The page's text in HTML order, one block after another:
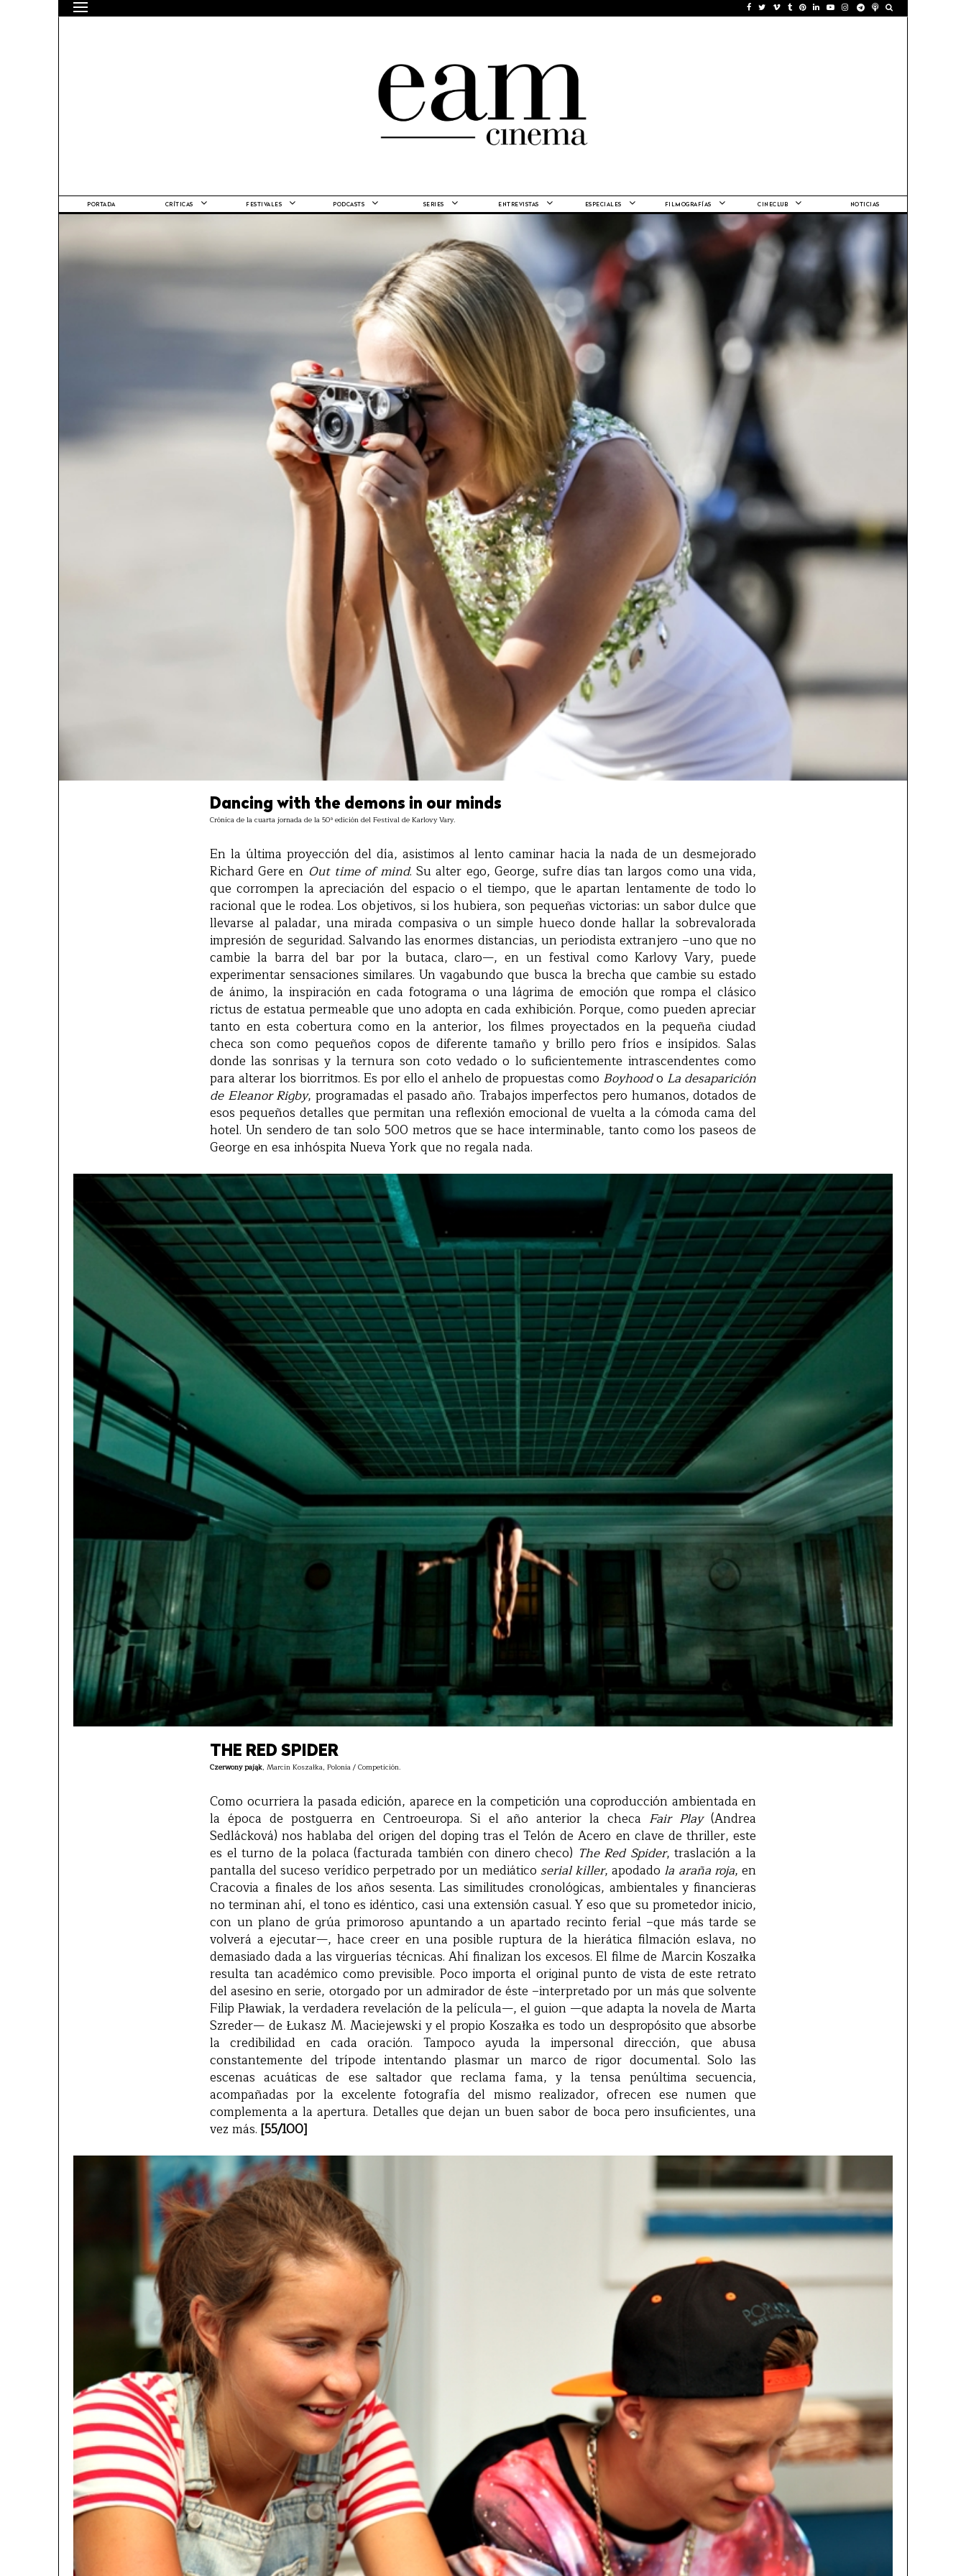
PORTADA CRÍTICAS FESTIVALES PODCASTS SERIES ENTREVISTAS ESPECIALES FILMOGRAFÍAS CINECLUB NOTICIAS
Dancing with the demons in our minds
Crónica de la cuarta jornada de la 50ª edición del Festival de Karlovy Vary.
En la última proyección del día, asistimos al lento caminar hacia la nada de un desmejorado
Richard Gere en Out time of mind. Su alter ego, George, sufre días tan largos como una vida,
que corrompen la apreciación del espacio o el tiempo, que le apartan lentamente de todo lo
racional que le rodea. Los objetivos, si los hubiera, son pequeñas victorias: un sabor dulce que
llevarse al paladar, una mirada compasiva o un simple hueco donde hallar la sobrevalorada
impresión de seguridad. Salvando las enormes distancias, un periodista extranjero –uno que no
cambie la barra del bar por la butaca, claro—, en un festival como Karlovy Vary, puede
experimentar sensaciones similares. Un vagabundo que busca la brecha que cambie su estado
de ánimo, la inspiración en cada fotograma o una lágrima de emoción que rompa el clásico
rictus de estatua permeable que uno adopta en cada exhibición. Porque, como pueden apreciar
tanto en esta cobertura como en la anterior, los filmes proyectados en la pequeña ciudad
checa son como pequeños copos de diferente tamaño y brillo pero fríos e insípidos. Salas
donde las sonrisas y la ternura son coto vedado o lo suficientemente intrascendentes como
para alterar los biorritmos. Es por ello el anhelo de propuestas como Boyhoodo La desaparición
de Eleanor Rigby, programadas el pasado año. Trabajos imperfectos pero humanos, dotados de
esos pequeños detalles que permitan una reflexión emocional de vuelta a la cómoda cama del
hotel. Un sendero de tan solo 500 metros que se hace interminable, tanto como los paseos de
George en esa inhóspita Nueva York que no regala nada.
THE RED SPIDER
Czerwony pająk, Marcin Koszałka, Polonia / Competición.
Como ocurriera la pasada edición, aparece en la competición una coproducción ambientada en
la época de postguerra en Centroeuropa. Si el año anterior la checa Fair Play(Andrea
Sedlácková) nos hablaba del origen del doping tras el Telón de Acero en clave de thriller, este
es el turno de la polaca (facturada también con dinero checo) The Red Spider, traslación a la
pantalla del suceso verídico perpetrado por un mediático serial killer, apodado la araña roja, en
Cracovia a finales de los años sesenta. Las similitudes cronológicas, ambientales y financieras
no terminan ahí, el tono es idéntico, casi una extensión casual. Y eso que su prometedor inicio,
con un plano de grúa primoroso apuntando a un apartado recinto ferial –que más tarde se
volverá a ejecutar—, hace creer en una posible ruptura de la hierática filmación eslava, no
demasiado dada a las virguerías técnicas. Ahí finalizan los excesos. El filme de Marcin Koszałka
resulta tan académico como previsible. Poco importa el original punto de vista de este retrato
del asesino en serie, otorgado por un admirador de éste –interpretado por un más que solvente
Filip Pławiak, la verdadera revelación de la película—, el guion —que adapta la novela de Marta
Szreder— de Łukasz M. Maciejewski y el propio Koszałka es todo un despropósito que absorbe
la credibilidad en cada oración. Tampoco ayuda la impersonal dirección, que abusa
constantemente del trípode intentando plasmar un marco de rigor documental. Solo las
escenas acuáticas de ese saltador que reclama fama, y la tensa penúltima secuencia,
acompañadas por la excelente fotografía del mismo realizador, ofrecen ese numen que
complementa a la apertura. Detalles que dejan un buen sabor de boca pero insuficientes, una
vez más. [55/100]